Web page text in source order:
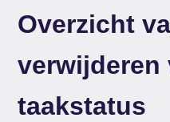
Overzicht
verwijderen
taakstatus